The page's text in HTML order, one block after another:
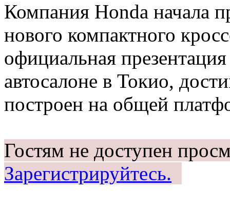
Компания Honda начала
нового компактного
официальная
автосалоне в Токио,
построен на общей
Гостям не доступен
Зарегистрируйтесь.